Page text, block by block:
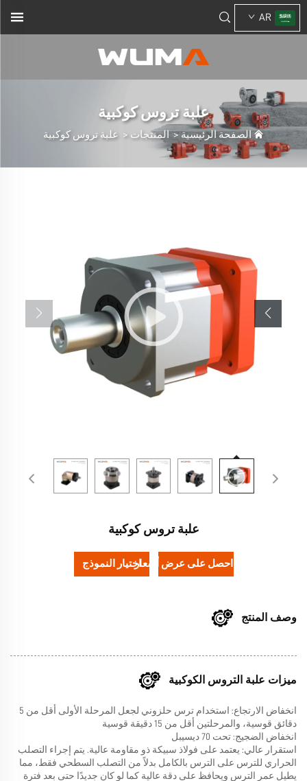
AR
علبة تروس كوكبية
الصفحة الرئيسية > المنتجات > علبة تروس كوكبية
علبة تروس كوكبية
احصل على عرض أسعاراختيار النموذج
وصف المنتج
ميزات علبة التروس الكوكبية
انخفاض الارتجاع: استخدام ترس حلزوني لجعل المرحلة الأولى أقل من 5
دقائق قوسية، والمرحلتين أقل من 15 دقيقة قوسية
انخفاض الضجيج: تحت 70 ديسيبل
استقرار عالي: يعتمد على فولاذ سبيكة ذو مقاومة عالية. يتم إجراء التصلب
الحراري للترس على الترس بالكامل بدلاً من التصلب السطحي فقط، مما
يطيل عمر الترس ويحافظ على دقة عالية كما لو كان جديدًا حتى بعد فترة